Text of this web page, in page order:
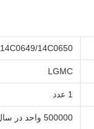
14C0649/14C0650
LGMC
1 عدد
500000 واحد در سال